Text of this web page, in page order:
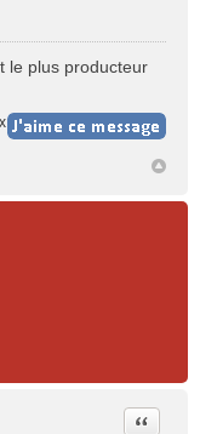
le plus producteur
x
Citer